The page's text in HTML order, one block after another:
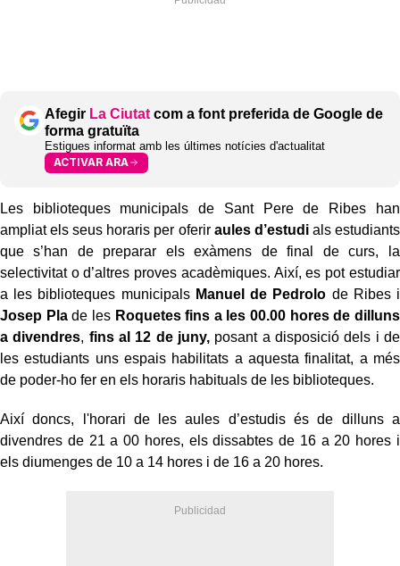
Afegir La Ciutat com a font preferida de Google de
forma gratuïta
Estigues informat amb les últimes notícies d'actualitat
ACTIVAR ARA
Les biblioteques municipals de Sant Pere de Ribes han
ampliat els seus horaris per oferir aules d’estudials estudiants
que s’han de preparar els exàmens de final de curs, la
selectivitat o d’altres proves acadèmiques. Així, es pot estudiar
a les biblioteques municipals Manuel de Pedrolo de Ribes i
Josep Plade les Roquetes fins a les 00.00 hores de dilluns
a divendres, fins al 12 de juny, posant a disposició dels i de
les estudiants uns espais habilitats a aquesta finalitat, a més
de poder-ho fer en els horaris habituals de les biblioteques.
Així doncs, l'horari de les aules d’estudis és de dilluns a
divendres de 21 a 00 hores, els dissabtes de 16 a 20 hores i
els diumenges de 10 a 14 hores i de 16 a 20 hores.